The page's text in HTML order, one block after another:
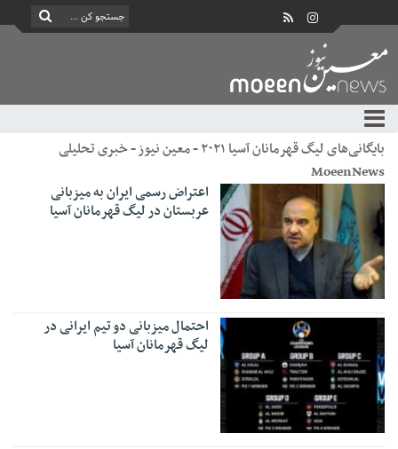
بایگانی‌های لیگ قهرمانان آسیا ۲۰۲۱ - معین نیوز - خبری تحلیلی
MoeenNews
اعتراض رسمی ایران به میزبانی
عربستان در لیگ قهرمانان آسیا
احتمال میزبانی دو تیم ایرانی در
لیگ قهرمانان آسیا